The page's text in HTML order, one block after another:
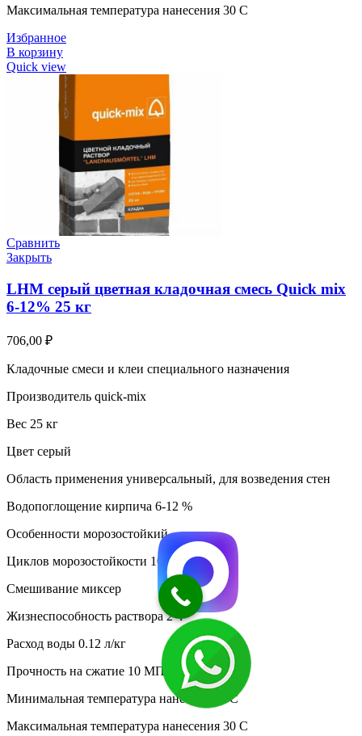
Максимальная температура нанесения 30 C
Избранное
В корзину
Quick view
Сравнить
Закрыть
LHM серый цветная кладочная смесь Quick mix
6-12% 25 кг
706,00 ₽
Кладочные смеси и клеи специального назначения
Производитель quick-mix
Вес 25 кг
Цвет серый
Область применения универсальный, для возведения стен
Водопоглощение кирпича 6-12 %
Особенности морозостойкий
Циклов морозостойкости 100
Смешивание миксер
Жизнеспособность раствора 2 ч
Расход воды 0.12 л/кг
Прочность на сжатие 10 МПа
Минимальная температура нанесения 5 C
Максимальная температура нанесения 30 C